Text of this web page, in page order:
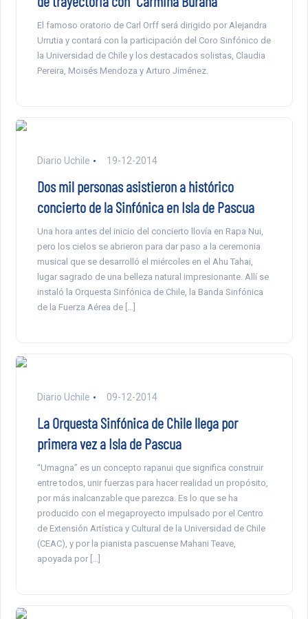
El famoso oratorio de Carl Orff será dirigido por Alejandra
Urrutia y contará con la participación del Coro Sinfónico de
la Universidad de Chile y los destacados solistas, Claudia
Pereira, Moisés Mendoza y Arturo Jiménez.
Diario Uchile 19-12-2014
Dos mil personas asistieron a histórico
concierto de la Sinfónica en Isla de Pascua
Una hora antes del inicio del concierto llovía en Rapa Nui,
pero los cielos se abrieron para dar paso a la ceremonia
musical que se desarrolló el miércoles en el Ahu Tahai,
lugar sagrado de una belleza natural impresionante. Allí se
instaló la Orquesta Sinfónica de Chile, la Banda Sinfónica
de la Fuerza Aérea de […]
Diario Uchile 09-12-2014
La Orquesta Sinfónica de Chile llega por
primera vez a Isla de Pascua
“Umagna” es un concepto rapanui que significa construir
entre todos, unir fuerzas para hacer realidad un propósito,
por más inalcanzable que parezca. Es lo que se ha
producido con el megaproyecto impulsado por el Centro
de Extensión Artística y Cultural de la Universidad de Chile
(CEAC), y por la pianista pascuense Mahani Teave,
apoyada por […]